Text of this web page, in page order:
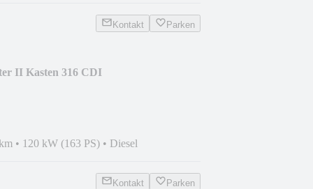
Kontakt Parken
II Kasten 316 CDI
• 120 kW (163 PS) • Diesel
Kontakt Parken